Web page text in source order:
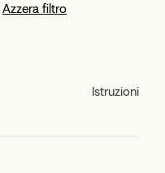
Azzera filtro
Istruzioni